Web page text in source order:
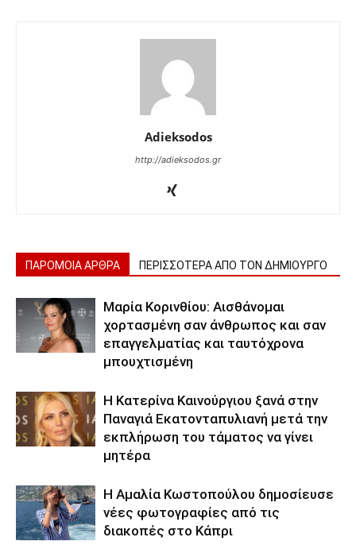
Adieksodos
http://adieksodos.gr
ΠΑΡΟΜΟΙΑ ΑΡΘΡΑ ΠΕΡΙΣΣΟΤΕΡΑ ΑΠΟ ΤΟΝ ΔΗΜΙΟΥΡΓΟ
Μαρία Κορινθίου: Αισθάνομαι
χορτασμένη σαν άνθρωπος και σαν
επαγγελματίας και ταυτόχρονα
μπουχτισμένη
Η Κατερίνα Καινούργιου ξανά στην
Παναγιά Εκατονταπυλιανή μετά την
εκπλήρωση του τάματος να γίνει
μητέρα
Η Αμαλία Κωστοπούλου δημοσίευσε
νέες φωτογραφίες από τις
διακοπές στο Κάπρι